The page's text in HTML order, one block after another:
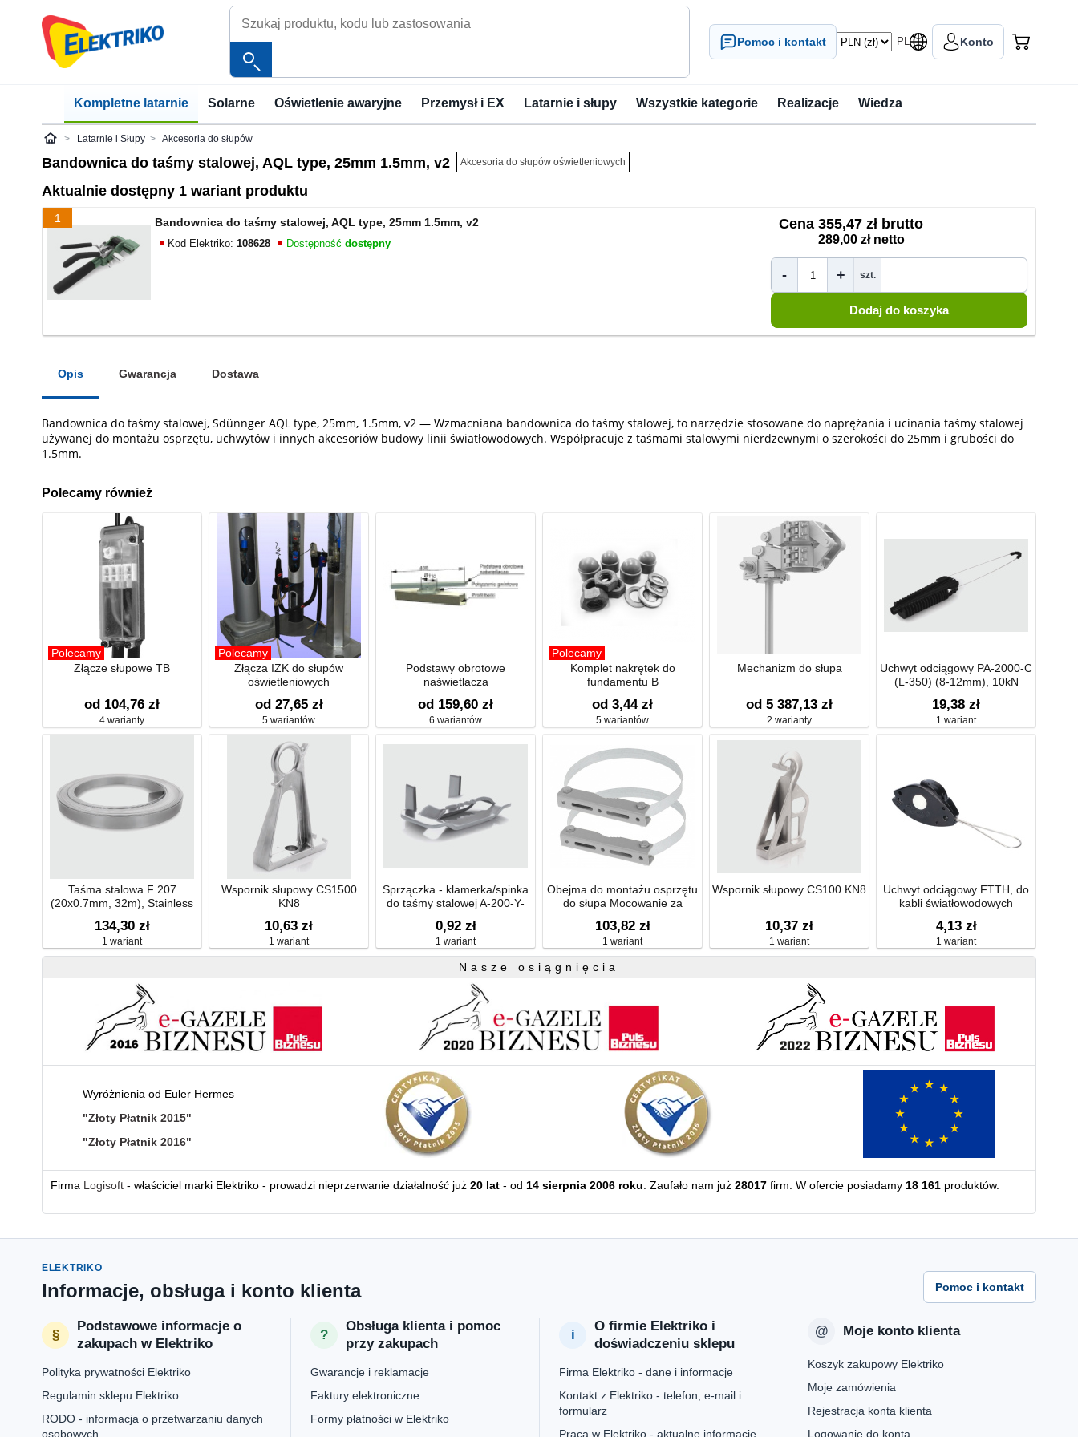
Pomoc i kontakt PL Konto
Kompletne latarnie Solarne Oświetlenie awaryjne Przemysł i EX Latarnie i słupy Wszystkie kategorie Realizacje Wiedza
ElektrikoLatarnie i Słupy Akcesoria do słupów
Bandownica do taśmy stalowej, AQL type, 25mm 1.5mm, v2 Akcesoria do słupów oświetleniowych
Aktualnie dostępny 1 wariant produktu
1 Bandownica do taśmy stalowej, AQL type, 25mm 1.5mm, v2
Kod Elektriko: 108628 Dostępność dostępny
Cena 355,47 zł brutto
289,00 zł netto
- + szt.
Opis Gwarancja Dostawa
Bandownica do taśmy stalowej, Sdünnger AQL type, 25mm, 1.5mm, v2 — Wzmacniana bandownica do taśmy stalowej, to narzędzie stosowane do naprężania i ucinania taśmy stalowej
używanej do montażu osprzętu, uchwytów i innych akcesoriów budowy linii światłowodowych. Współpracuje z taśmami stalowymi nierdzewnymi o szerokości do 25mm i grubości do
1.5mm.
Polecamy również
Polecamy
Złącze słupowe TB
od 104,76 zł
4 warianty
Polecamy
Złącza IZK do słupów
oświetleniowych
od 27,65 zł
5 wariantów
Podstawy obrotowe
naświetlacza
od 159,60 zł
6 wariantów
Polecamy
Komplet nakrętek do
fundamentu B
od 3,44 zł
5 wariantów
Mechanizm do słupa
od 5 387,13 zł
2 warianty
Uchwyt odciągowy PA-2000-C
(L-350) (8-12mm), 10kN
19,38 zł
1 wariant
Taśma stalowa F 207
(20x0.7mm, 32m), Stainless
opakowaniu
134,30 zł
1 wariant
Wspornik słupowy CS1500
KN8
10,63 zł
1 wariant
Sprzączka - klamerka/spinka
do taśmy stalowej A-200-Y-
0,92 zł
1 wariant
Obejma do montażu osprzętu
do słupa Mocowanie za
280mm
103,82 zł
1 wariant
Wspornik słupowy CS100 KN8
10,37 zł
1 wariant
Uchwyt odciągowy FTTH, do
kabli światłowodowych
4,13 zł
1 wariant
Nasze osiągnięcia
Wyróżnienia od Euler Hermes
"Złoty Płatnik 2015"
"Złoty Płatnik 2016"
Firma Logisoft - właściciel marki Elektriko - prowadzi nieprzerwanie działalność już 20 lat - od 14 sierpnia 2006 roku. Zaufało nam już 28017 firm. W ofercie posiadamy 18 161 produktów.
ELEKTRIKO
Informacje, obsługa i konto klienta Pomoc i kontakt
Podstawowe informacje o
zakupach w Elektriko
Polityka prywatności Elektriko
Regulamin sklepu Elektriko
RODO - informacja o przetwarzaniu danych
osobowych
Obsługa klienta i pomoc
przy zakupach
Gwarancje i reklamacje
Faktury elektroniczne
Formy płatności w Elektriko
O firmie Elektriko i
doświadczeniu sklepu
Firma Elektriko - dane i informacje
Kontakt z Elektriko - telefon, e-mail i
formularz
Praca w Elektriko - aktualne informacje
Moje konto klienta
Koszyk zakupowy Elektriko
Moje zamówienia
Rejestracja konta klienta
Logowanie do konta